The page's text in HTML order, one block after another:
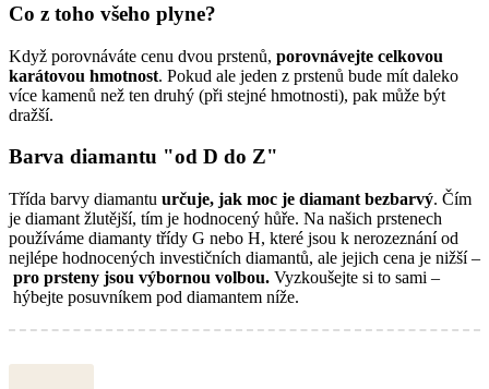
Co z toho všeho plyne?
Když porovnáváte cenu dvou prstenů, porovnávejte celkovou
karátovou hmotnost. Pokud ale jeden z prstenů bude mít daleko
více kamenů než ten druhý (při stejné hmotnosti), pak může být
dražší.
Barva diamantu "od D do Z"
Třída barvy diamantu určuje, jak moc je diamant bezbarvý. Čím
je diamant žlutější, tím je hodnocený hůře. Na našich prstenech
používáme diamanty třídy G nebo H, které jsou k nerozeznání od
nejlépe hodnocených investičních diamantů, ale jejich cena je nižší –
pro prsteny jsou výbornou volbou. Vyzkoušejte si to sami –
hýbejte posuvníkem pod diamantem níže.